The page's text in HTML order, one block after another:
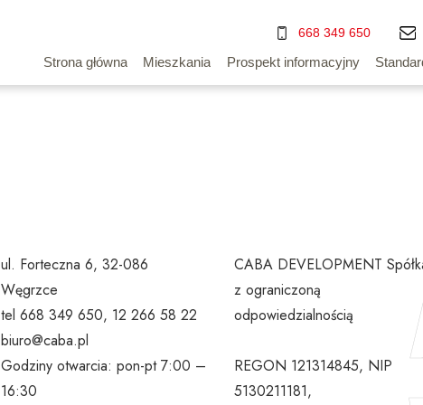
668 349 650
Prospekt informacyjny
Mieszkania
Strona główna
ul. Forteczna 6, 32-086
Węgrzce
tel 668 349 650, 12 266 58 22
biuro@caba.pl
Godziny otwarcia: pon-pt 7:00 –
16:30
CABA DEVELOPMENT
z ograniczoną
odpowiedzialnością
REGON 121314845, NIP
5130211181,